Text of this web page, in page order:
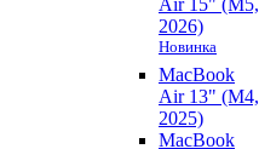
Air 15" (M5,
2026)
Новинка
MacBook
Air 13" (M4,
2025)
MacBook